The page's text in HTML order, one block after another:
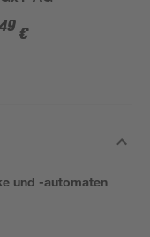
€
und -automaten